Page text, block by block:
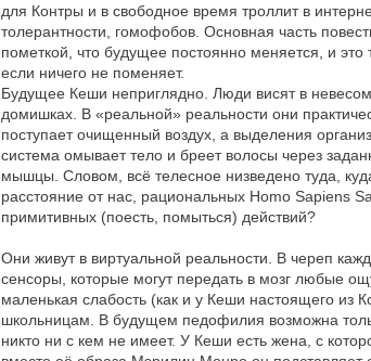
для Контры и в свободное время троллит в
толерантности, гомофобов. Основная часть
пометкой, что будущее постоянно меняется, и
если ничего не поменяет.
Будущее Кеши неприглядно. Люди висят в
домишках. В «реальной» реальности они
поступает очищенный воздух, а выделения
система омывает тело и бреет волосы через
мышцы. Словом, всё телесное низведено туда,
расстояние от нас, рациональных Homo Sapiens
примитивных (поесть, помыться) действий?
Они живут в виртуальной реальности. В череп
сенсоры, которые могут передать в мозг любые
маленькая слабость (как и у Кеши настоящего из
школьницам. В будущем педофилия возможна
никто ни с кем не имеет. У Кеши есть жена, с